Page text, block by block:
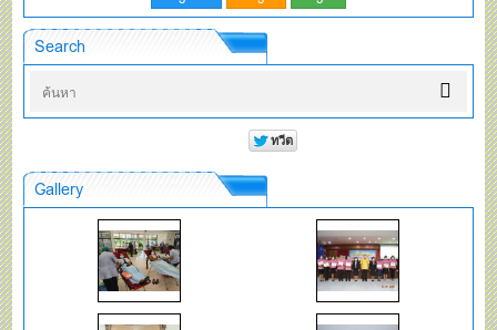
Search
Gallery